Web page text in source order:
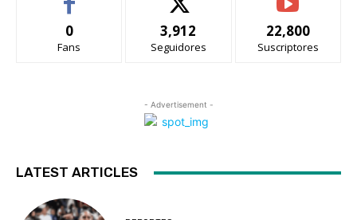
0
Fans
3,912
Seguidores
22,800
Suscriptores
- Advertisement -
LATEST ARTICLES